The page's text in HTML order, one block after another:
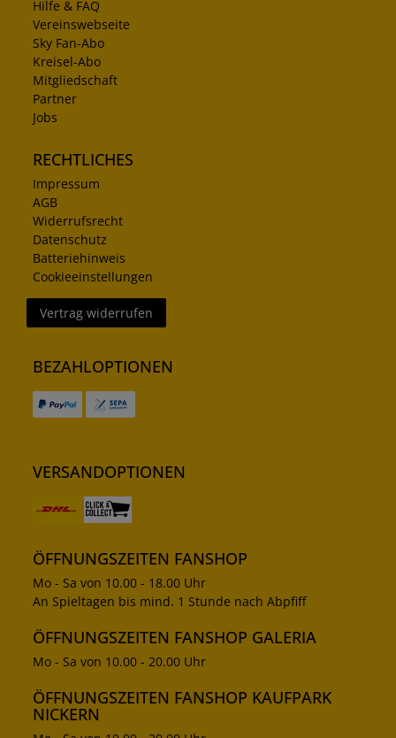
Hilfe & FAQ
Vereinswebseite
Sky Fan-Abo
Kreisel-Abo
Mitgliedschaft
Partner
Jobs
RECHTLICHES
Impressum
AGB
Widerrufsrecht
Datenschutz
Batteriehinweis
Cookieeinstellungen
Vertrag widerrufen
BEZAHLOPTIONEN
VERSANDOPTIONEN
ÖFFNUNGSZEITEN FANSHOP
Mo - Sa von 10.00 - 18.00 Uhr
An Spieltagen bis mind. 1 Stunde nach Abpfiff
ÖFFNUNGSZEITEN FANSHOP GALERIA
Mo - Sa von 10.00 - 20.00 Uhr
ÖFFNUNGSZEITEN FANSHOP KAUFPARK
NICKERN